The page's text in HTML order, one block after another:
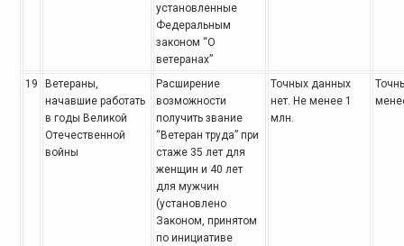
установленные
Федеральным
законом “О
ветеранах”
19
Ветераны,
начавшиеработать
в годы Великой
Отечественной
войны
Расширение
возможности
получить звание
“Ветеран труда” при
стаже 35 лет для
женщин и 40 лет
для мужчин
(установлено
Законом, принятом
по инициативе
Точных данных
нет. Не менее 1
млн.